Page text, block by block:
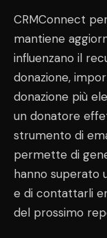
CRMConnect
mantiene
influenzano il
donazione,
donazione più
un donatore
strumento di
permette di
hanno superato
e di contattarli
del prossimo